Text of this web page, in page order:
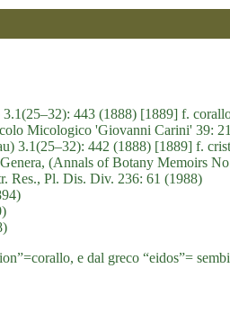
443 (1888) [1889] f.
Micologico 'Giovanni Carini' 39:
3.1(25–32): 442 (1888) [1889] f.
(Annals of Botany Memoirs
Res., Pl. Dis. Div. 236: 61 (1988)
e dal greco “eidos”=